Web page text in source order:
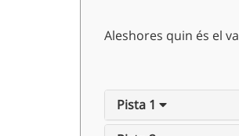
Aleshores quin és el
Pista 1